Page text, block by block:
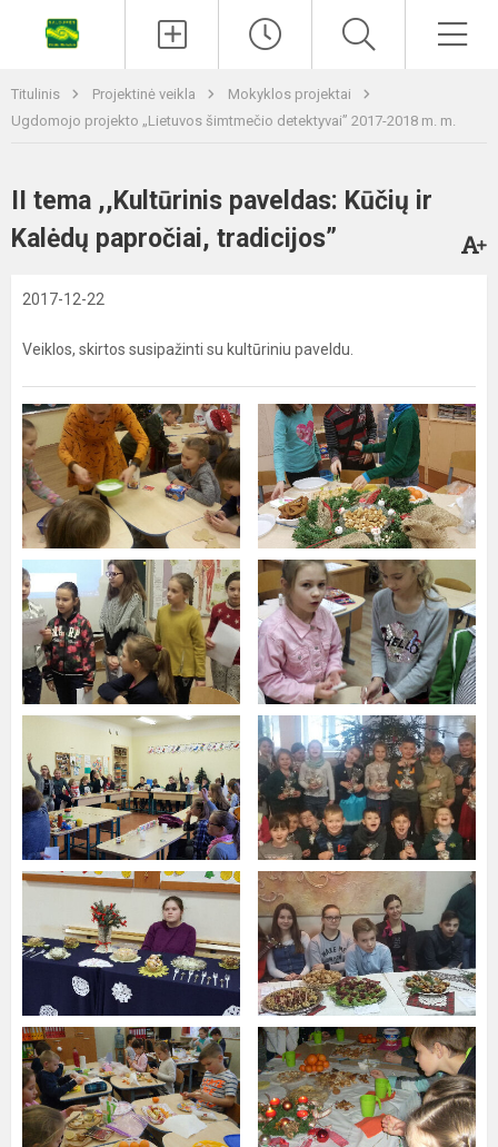
Titulinis Projektinė veikla
Mokyklos projektai
Ugdomojo projekto „Lietuvos šimtmečio detektyvai” 2017-2018 m. m.
II tema ,,Kultūrinis paveldas: Kūčių ir
Kalėdų papročiai, tradicijos”
2017-12-22
Veiklos, skirtos susipažinti su kultūriniu paveldu.